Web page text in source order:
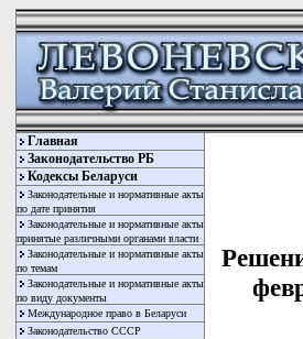
Главная
Законодательство РБ
Кодексы Беларуси
Законодательные и нормативные акты
по дате принятия
Законодательные и нормативные акты
принятые различными органами власти
Законодательные и нормативные акты
по темам
Законодательные и нормативные акты
по виду документы
Международное право в Беларуси
Законодательство СССР